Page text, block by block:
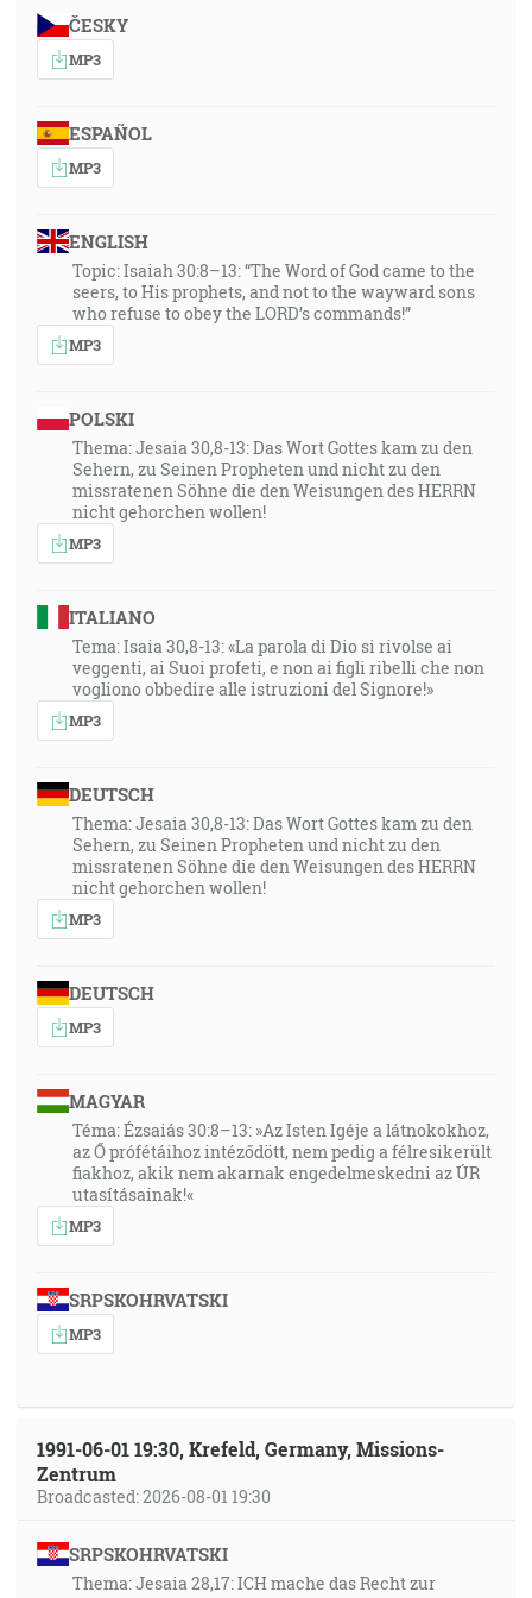
"1. Korinťanom 10:11", "A toto všetko sa dialo tamtým
predobrazne, a je napísané na naše napomenutie, ku
ktorým došly konce vekov."
31:20
"Malachiáš 4:5", "Hľa, ja vám pošlem proroka Eliáša,
32:33
"1. Korinťanom 2:7", "… ale hovoríme múdrosť Božiu v
tajomstve, skrytú, ktorú predurčil Boh pred veky na
našu slávu …
… tajomstvo, skryté od vekov a od dávnych pokolení,
ale teraz je zjavené jeho svätým …
Efežanom 3:9
… a osvietiť všetkých, čo a jaká je to správa tajomstva,
skrytého od vekov v Bohu, ktorý stvoril všetko skrze
33:32
"Lukáš 4:4", "A Ježiš mu odpovedal a riekol: Je
napísané, že človek nebude žiť na samom chlebe, ale
na každom slove Božom.
5. Mojžišova 8:3
A ponížil ťa a dopustil na teba hlad a potom ťa kŕmil
mannou, ktorej si neznal, ani jej neznali tvoji otcovia,
aby ti dal vedieť, že nie na samom chlebe žiť bude
človek, ale na všetkom tom, čo vychádza z úst
Hospodinových, žiť bude človek."
33:54
"Žalm 107:20", "Znova a znova poslal svoje slovo a
uzdravoval ich a vyslobodzoval z ich mnohej záhuby."
35:53
"Lukáš 5:31", "A Ježiš odpovedal a riekol im: Zdraví
nepotrebujú lekára, ale nemocní."
36:08
"2. Kroník/Paralipomenon 16:12", "Potom v tridsiatom
svoje nohy, a to veľmi ťažkou nemocou. No, ani vo
svojej nemoci nehľadal Hospodina, ale lekárov."
brucho a naplň svoje vnútornosti týmto svitkom
knihy, ktorý ti dávam. A zjedol som, a bol v mojich
ústach čo do sladkosti ako med.
Zjavenie 10:9-10
ČESKY
MP3
ESPAÑOL
MP3
ENGLISH
Topic: Isaiah 30:8–13: “The Word of God came to the
seers, to His prophets, and not to the wayward sons
who refuse to obey the LORD’s commands!”
MP3
POLSKI
Thema: Jesaia 30,8-13: Das Wort Gottes kam zu den
Sehern, zu Seinen Propheten und nicht zu den
missratenen Söhne die den Weisungen des HERRN
nicht gehorchen wollen!
MP3
ITALIANO
Tema: Isaia 30,8-13: «La parola di Dio si rivolse ai
veggenti, ai Suoi profeti, e non ai figli ribelli che non
vogliono obbedire alle istruzioni del Signore!»
MP3
DEUTSCH
Thema: Jesaia 30,8-13: Das Wort Gottes kam zu den
Sehern, zu Seinen Propheten und nicht zu den
missratenen Söhne die den Weisungen des HERRN
nicht gehorchen wollen!
MP3
DEUTSCH
MP3
MAGYAR
Téma: Ézsaiás 30:8–13: »Az Isten Igéje a látnokokhoz,
az Ő prófétáihoz intéződött, nem pedig a félresikerült
fiakhoz, akik nem akarnak engedelmeskedni az ÚR
utasításainak!«
MP3
SRPSKOHRVATSKI
MP3
1991-06-01 19:30, Krefeld, Germany, Missions-
Zentrum
Broadcasted: 2026-08-01 19:30
SRPSKOHRVATSKI
Thema: Jesaia 28,17: ICH mache das Recht zur